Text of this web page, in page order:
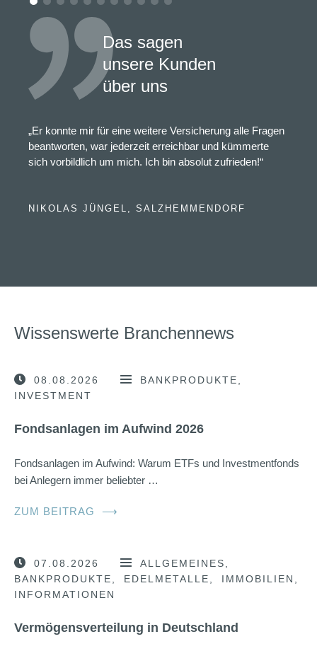
Das sagen
unsere Kunden
über uns
„Er konnte mir für eine weitere Versicherung alle Fragen
beantworten, war jederzeit erreichbar und kümmerte
sich vorbildlich um mich. Ich bin absolut zufrieden!“
NIKOLAS JÜNGEL, SALZHEMMENDORF
Wissenswerte Branchennews
08.08.2026
BANKPRODUKTE
INVESTMENT
Fondsanlagen im Aufwind 2026
Fondsanlagen im Aufwind: Warum ETFs und Investmentfonds
bei Anlegern immer beliebter …
ZUM BEITRAG ⟶
07.08.2026
ALLGEMEINES
BANKPRODUKTE
EDELMETALLE
IMMOBILIEN
INFORMATIONEN
Vermögensverteilung in Deutschland